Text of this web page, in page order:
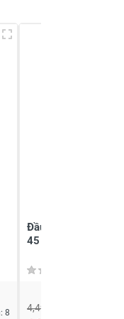
8
Đầu bơm xịt rửa áp
45
4,499,000 đ